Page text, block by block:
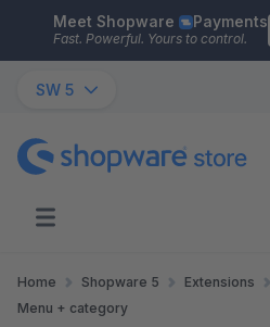
Skip to main content
Meet Shopware Payments
Fast. Powerful. Yours to control.
SW 5
Home Shopware 5 Extensions
Menu + category